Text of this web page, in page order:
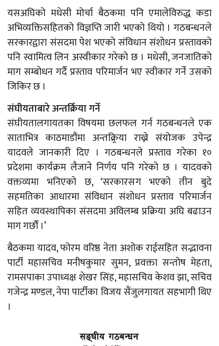
यसअघिको मधेसी मोर्चा बैठकमा पनि एमालेविरुद्ध कडा
अभिव्यक्तिसहितको विज्ञप्ति जारी भएको थियो । गठबन्धनले
सरकारद्वारा संसदमा पेश भएको संविधान संशोधन प्रस्तावको
पनि स्वामित्व लिन अस्वीकार गरेको छ । मधेसी, जनजातिको
माग सम्बोधन गर्दै प्रस्ताव परिमार्जन भए स्वीकार गर्ने उसको
जिकिर छ ।
संघीयताबारे अन्तर्क्रिया गर्ने
संघीयतालगायतका विषयमा छलफल गर्न गठबन्धनले एक
साताभित्र काठमाडौंमा अन्तक्र्रिया राख्ने संयोजक उपेन्द्र
यादवले जानकारी दिए । गठबन्धनले प्रस्ताव गरेका १०
प्रदेशमा कार्यक्रम लैजाने निर्णय पनि गरेको छ । यादवको
वक्तव्यमा भनिएको छ, ‘सरकारसग भएको तीन बुदे
सहमतिका आधारमा संविधान संशोधन प्रस्ताव परिमार्जन
सहित व्यवस्थापिका संसदमा अविलम्ब प्रक्रिया अघि बढाउन
माग गर्छौं ।’
बैठकमा यादव, फोरम वरिष्ठ नेता अशोक राईसहित सद्भावना
पार्टी महासचिव मनीषकुमार सुमन, प्रवक्ता सन्तोष मेहता,
रामसपाका उपाध्यक्ष शेखर सिंह, महासचिव केशव झा, सचिव
गजेन्द्र मण्डल, नेपा पार्टीका विजय सैंजुलगायत सहभागी थिए
।